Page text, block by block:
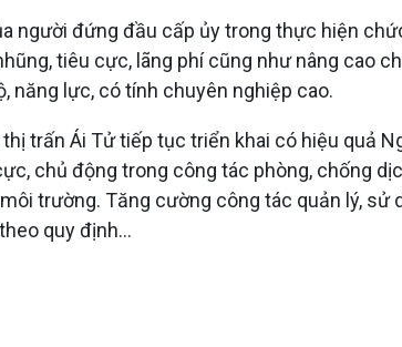
người đứng đầu cấp ủy trong thực hiện
tiêu cực, lãng phí cũng như nâng cao
năng lực, có tính chuyên nghiệp cao.
trấn Ái Tử tiếp tục triển khai có hiệu quả
chủ động trong công tác phòng, chống
trường. Tăng cường công tác quản lý,
quy định…